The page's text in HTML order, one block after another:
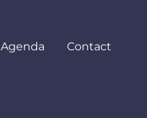
Agenda Contact